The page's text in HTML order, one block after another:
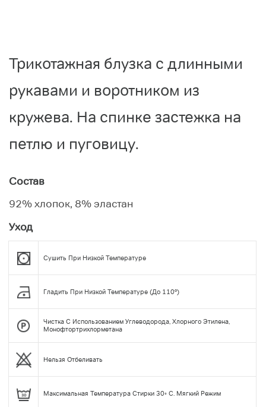
Трикотажная блузка с длинными
рукавами и воротником из
кружева. На спинке застежка на
петлю и пуговицу.
Состав
92% хлопок, 8% эластан
Уход
Сушить При Низкой Температуре
Гладить При Низкой Температуре (до 110°)
Чистка С Использованием Углеводорода, Хлорного Этилена,
Монофтортрихлорметана
Нельзя Отбеливать
Максимальная Температура Стирки 30◦ С. Мягкий Режим